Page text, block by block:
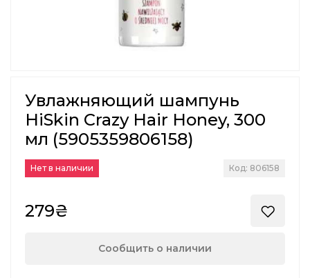
Увлажняющий шампунь
HiSkin Crazy Hair Honey, 300
мл (5905359806158)
Нет в наличии Код: 806158
279₴
Сообщить о наличии